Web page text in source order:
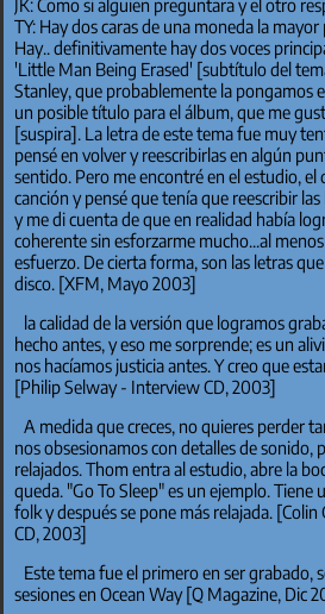
TY: Hay dos caras de una moneda la
Hay.. definitivamente hay dos voces
'Little Man Being Erased' [subtítulo del
Stanley, que probablemente la pongamos
un posible título para el álbum, que me
[suspira]. La letra de este tema fue muy
pensé en volver y reescribirlas en algún
sentido. Pero me encontré en el estudio, el
canción y pensé que tenía que reescribir
y me di cuenta de que en realidad había
coherente sin esforzarme mucho...al
esfuerzo. De cierta forma, son las letras
disco. [XFM, Mayo 2003]
la calidad de la versión que logramos
hecho antes, y eso me sorprende; es un
nos hacíamos justicia antes. Y creo que
[Philip Selway - Interview CD, 2003]
A medida que creces, no quieres perder
nos obsesionamos con detalles de sonido,
relajados. Thom entra al estudio, abre la
queda. "Go To Sleep" es un ejemplo.
folk y después se pone más relajada.
CD, 2003]
Este tema fue el primero en ser grabado,
sesiones en Ocean Way [Q Magazine, Dic